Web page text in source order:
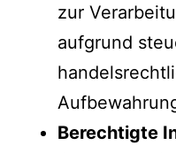
zur
aufgrund
Berechtigte